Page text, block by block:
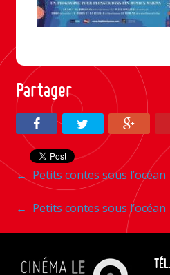
Partager
Navigation
entre
les
← Petits contes sous l’océan
Navigation
entre
← Petits contes sous l’océan